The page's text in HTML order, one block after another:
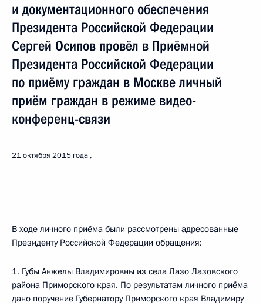
и документационного обеспечения
Президента Российской Федерации
Сергей Осипов провёл в Приёмной
Президента Российской Федерации
по приёму граждан в Москве личный
приём граждан в режиме видео-
конференц-связи
21 октября 2015 года
В ходе личного приёма были рассмотрены адресованные
Президенту Российской Федерации обращения:
1. Губы Анжелы Владимировны из села Лазо Лазовского
района Приморского края. По результатам личного приёма
дано поручение Губернатору Приморского края Владимиру